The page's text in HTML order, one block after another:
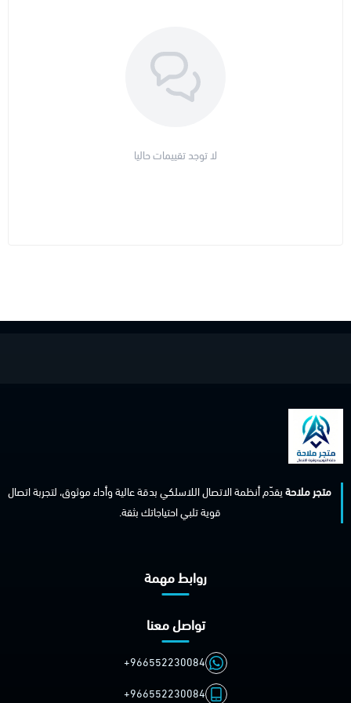
لا توجد تقييمات حاليا
متجر ملاحةيقدّم أنظمة الاتصال اللاسلكي بدقة عالية وأداء موثوق، لتجربة اتصال
قوية تلبي احتياجاتك بثقة.
روابط مهمة
تواصل معنا
+966552230084
+966552230084